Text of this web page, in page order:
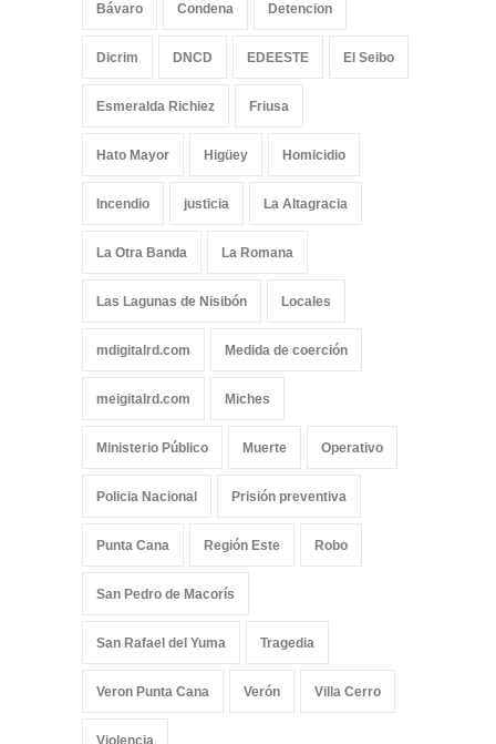
Bávaro Condena Detencion
Dicrim DNCD EDEESTE El Seibo
Esmeralda Richiez Friusa
Hato Mayor Higüey Homicidio
Incendio justicia La Altagracia
La Otra Banda La Romana
Las Lagunas de Nisibón Locales
mdigitalrd.com Medida de coerción
meigitalrd.com Miches
Ministerio Público Muerte Operativo
Policia Nacional Prisión preventiva
Punta Cana Región Este Robo
San Pedro de Macorís
San Rafael del Yuma Tragedia
Veron Punta Cana Verón Villa Cerro
Violencia